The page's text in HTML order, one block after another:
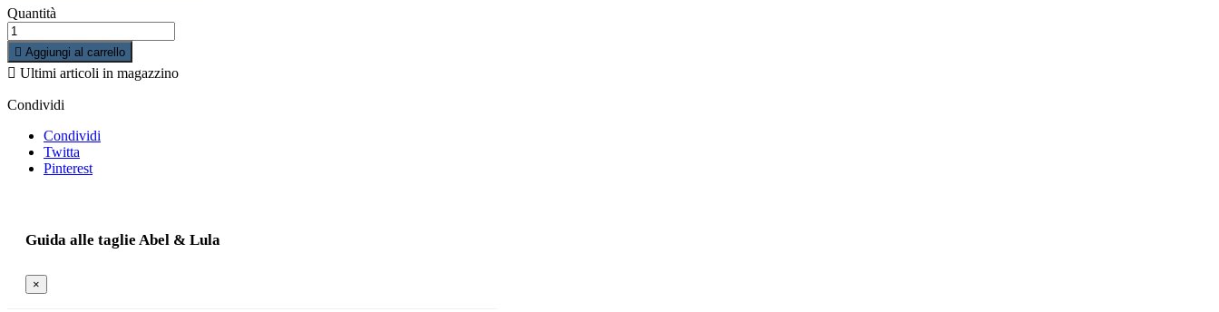
Quantità
 Aggiungi al carrello
 Ultimi articoli in magazzino
Condividi
Condividi
Twitta
Pinterest
Guida alle taglie Abel & Lula
×